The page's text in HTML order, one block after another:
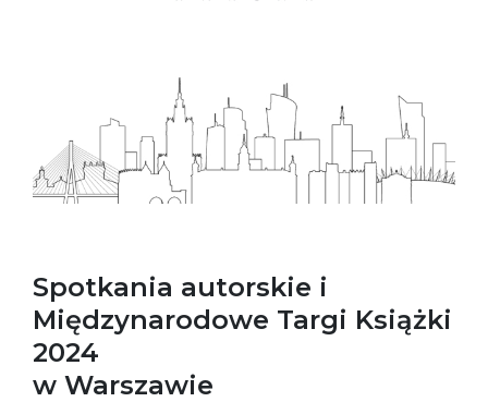
Spotkania autorskie i
Międzynarodowe Targi Książki
2024
w Warszawie